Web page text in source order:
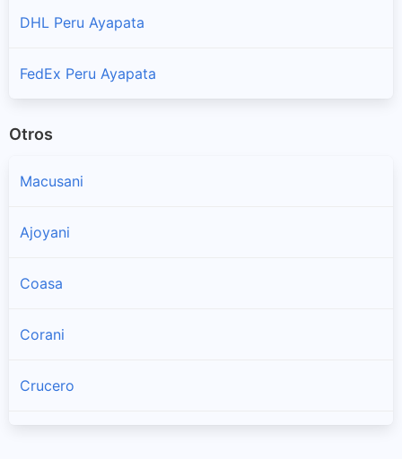
DHL Peru Ayapata
FedEx Peru Ayapata
Otros
Macusani
Ajoyani
Coasa
Corani
Crucero